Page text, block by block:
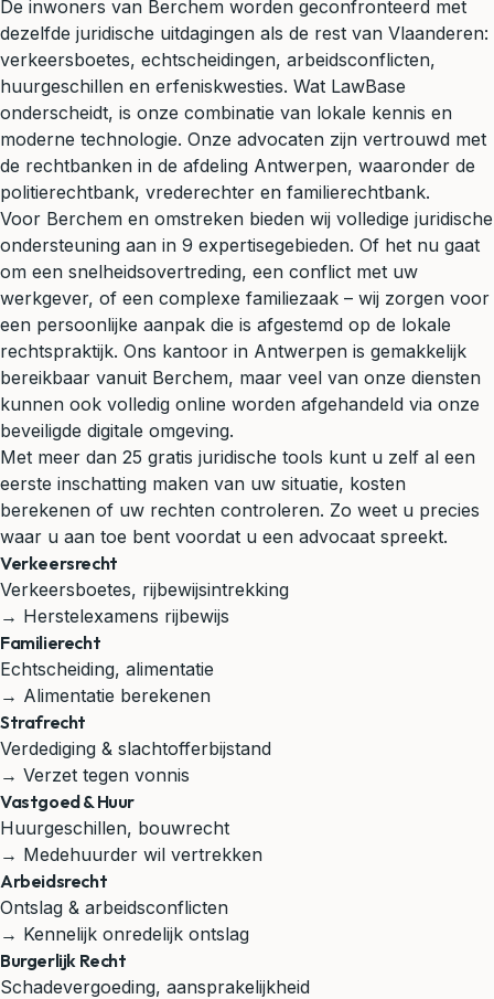
De inwoners van Berchem worden geconfronteerd met
dezelfde juridische uitdagingen als de rest van Vlaanderen:
verkeersboetes, echtscheidingen, arbeidsconflicten,
huurgeschillen en erfeniskwesties. Wat LawBase
onderscheidt, is onze combinatie van lokale kennis en
moderne technologie. Onze advocaten zijn vertrouwd met
de rechtbanken in de afdeling Antwerpen, waaronder de
politierechtbank, vrederechter en familierechtbank.
Voor Berchem en omstreken bieden wij volledige juridische
ondersteuning aan in 9 expertisegebieden. Of het nu gaat
om een snelheidsovertreding, een conflict met uw
werkgever, of een complexe familiezaak – wij zorgen voor
een persoonlijke aanpak die is afgestemd op de lokale
rechtspraktijk. Ons kantoor in Antwerpen is gemakkelijk
bereikbaar vanuit Berchem, maar veel van onze diensten
kunnen ook volledig online worden afgehandeld via onze
beveiligde digitale omgeving.
Met meer dan 25 gratis juridische tools kunt u zelf al een
eerste inschatting maken van uw situatie, kosten
berekenen of uw rechten controleren. Zo weet u precies
waar u aan toe bent voordat u een advocaat spreekt.
Verkeersrecht
Verkeersboetes, rijbewijsintrekking
→ Herstelexamens rijbewijs
Familierecht
Echtscheiding, alimentatie
→ Alimentatie berekenen
Strafrecht
Verdediging & slachtofferbijstand
→ Verzet tegen vonnis
Vastgoed & Huur
Huurgeschillen, bouwrecht
→ Medehuurder wil vertrekken
Arbeidsrecht
Ontslag & arbeidsconflicten
→ Kennelijk onredelijk ontslag
Burgerlijk Recht
Schadevergoeding, aansprakelijkheid